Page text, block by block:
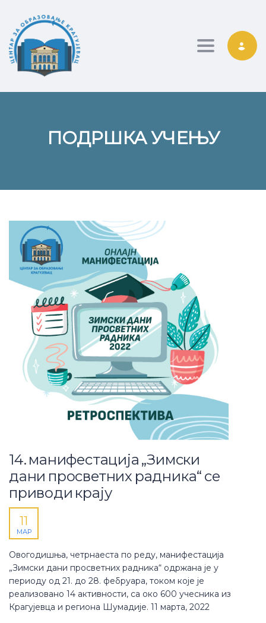
Toggle
ПОДРШКА УЧЕЊУ
14. манифестација „Зимски
дани просветних радника“ се
приводи крају
11
МАР
Овогодишња, четрнаеста по реду, манифестација
„Зимски дани просветних радника“ одржана је у
периоду од 21. до 28. фебруара, током које је
реализовано 14 активности, са око 600 учесника из
Крагујевца и региона Шумадије. 11 марта, 2022